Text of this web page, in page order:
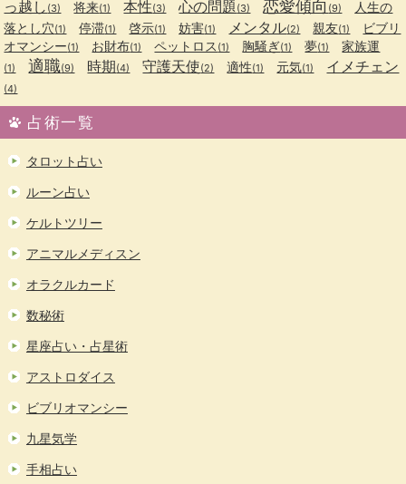
っ越し (3) 将来(1) 本性(3) 心の問題(3) 恋愛傾向 (9)
人生の
落とし穴(1) 停滞(1) 啓示(1) 妨害(1) メンタル(2) 親友(1)
ビブリ
オマンシー(1) お財布(1) ペットロス (1) 胸騒ぎ(1) 夢(1) 家族運
(1) 適職(9) 時期(4) 守護天使(2) 適性(1) 元気(1) イメチェン
(4)
占術一覧
タロット占い
ルーン占い
ケルトツリー
アニマルメディスン
オラクルカード
数秘術
星座占い・占星術
アストロダイス
ビブリオマンシー
九星気学
手相占い